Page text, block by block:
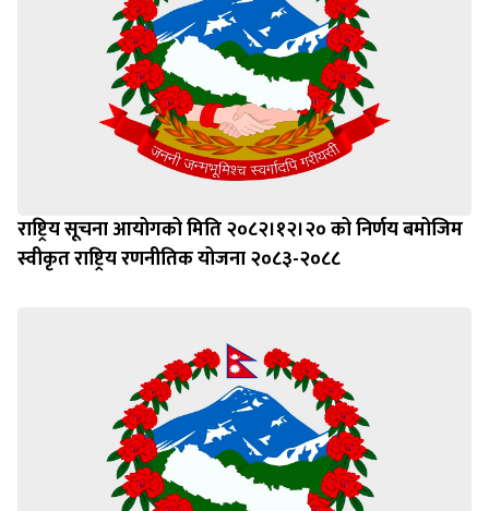
राष्ट्रिय सूचना आयोगको मिति २०८२।१२।२० को निर्णय बमोजिम
स्वीकृत राष्ट्रिय रणनीतिक योजना २०८३-२०८८